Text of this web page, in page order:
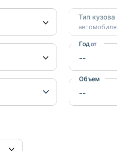
Тип кузова
автомобиля
Год от
Объем от